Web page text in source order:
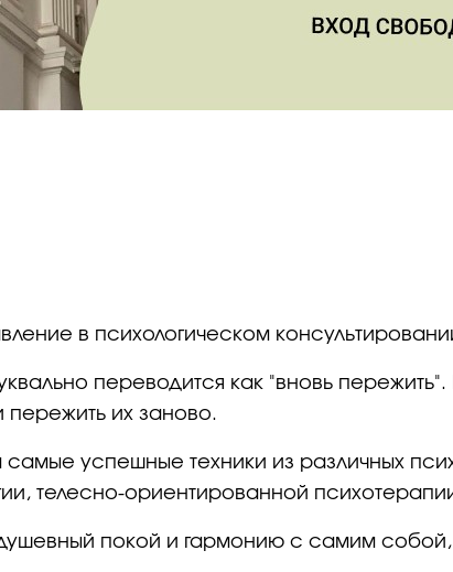
в психологическом
переводится как "вновь
пережить их заново.
успешные техники из различных
телесно-ориентированной
душевный покой и гармонию с самим